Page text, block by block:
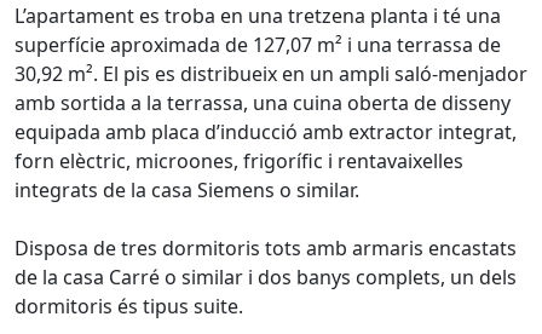
L’apartament es troba en una tretzena planta i té una
superfície aproximada de 127,07 m² i una terrassa de
30,92 m². El pis es distribueix en un ampli saló-menjador
amb sortida a la terrassa, una cuina oberta de disseny
equipada amb placa d’inducció amb extractor integrat,
forn elèctric, microones, frigorífic i rentavaixelles
integrats de la casa Siemens o similar.
Disposa de tres dormitoris tots amb armaris encastats
de la casa Carré o similar i dos banys complets, un dels
dormitoris és tipus suite.